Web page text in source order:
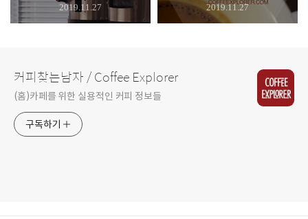
2019.11.27 2019.11.27
커피찾는남자 / Coffee Explorer
(홈)카페를 위한 실용적인 커피 정보들
구독하기